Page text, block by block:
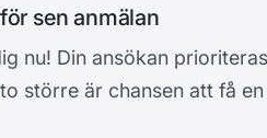
sen anmälan
nu! Din ansökan
större är chansen att få